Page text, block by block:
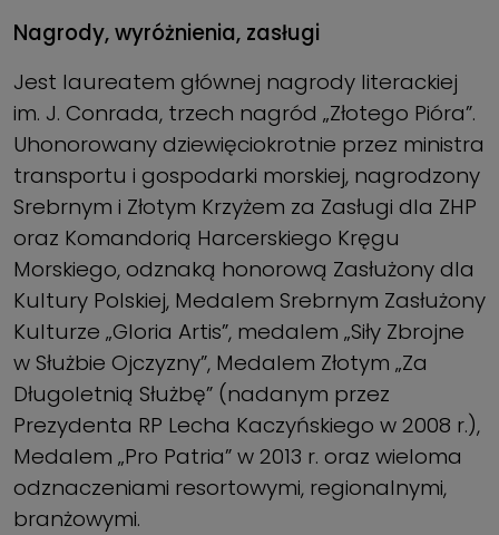
Nagrody, wyróżnienia, zasługi
Jest laureatem głównej nagrody literackiej
im. J. Conrada, trzech nagród „Złotego Pióra”.
Uhonorowany dziewięciokrotnie przez ministra
transportu i gospo­darki morskiej, nagrodzony
Srebrnym i Złotym Krzyżem za Zasługi dla ZHP
oraz Komandorią Harcerskiego Kręgu
Morskiego, odznaką honorową Zasłużony dla
Kultury Polskiej, Medalem Srebrnym Zasłużony
Kulturze „Gloria Artis”, medalem „Siły Zbrojne
w Służbie Ojczyzny”, Medalem Złotym „Za
Długoletnią Służbę” (nadanym przez
Prezydenta RP Lecha Kaczyńskiego w 2008 r.),
Medalem „Pro Patria” w 2013 r. oraz wieloma
odznaczeniami resortowymi, regionalnymi,
branżowymi.